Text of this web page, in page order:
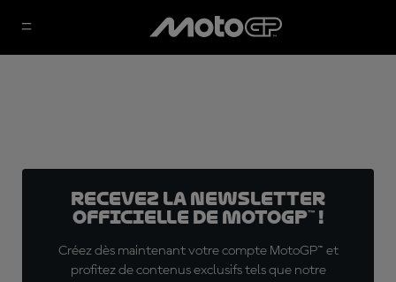
Recevez la Newsletter
officielle de MotoGP™ !
Créez dès maintenant votre compte MotoGP™ et
profitez de contenus exclusifs tels que notre